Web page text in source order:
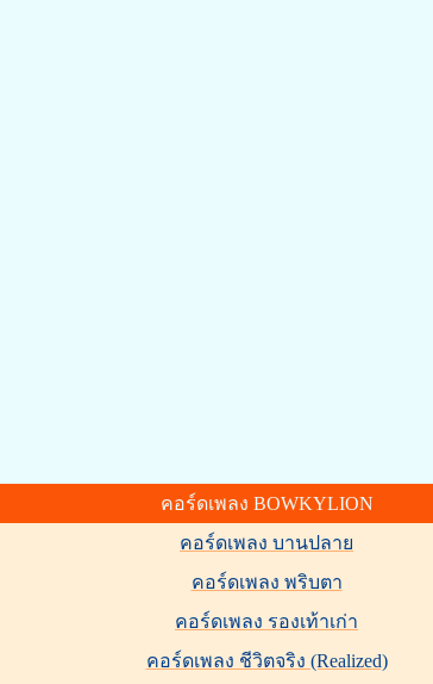
คอร์ดเพลง BOWKYLION
คอร์ดเพลง บานปลาย
คอร์ดเพลง พริบตา
คอร์ดเพลง รองเท้าเก่า
คอร์ดเพลง ชีวิตจริง (Realized)